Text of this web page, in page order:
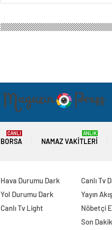
Çin’den
kınandı